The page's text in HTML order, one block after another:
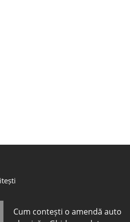
Cum contești o amendă auto